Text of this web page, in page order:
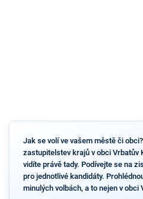
Jak se volí ve vašem městě či
zastupitelstev krajů v obci Vrbatův
vidíte právě tady. Podívejte se na
pro jednotlivé kandidáty.
minulých volbách, a to nejen v obci